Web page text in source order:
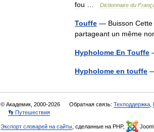
fou
Dictionnaire du
Touffe — Buisson Cette
partageant un même
Hypholome En Touffe
Hypholome en touffe
© Академик, 2000-2026 Обратная связь: Техподдержка
👣 Путешествия
Экспорт словарей на сайты , сделанные на PHP,